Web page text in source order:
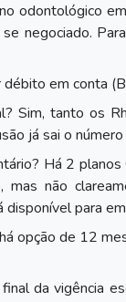
odontológico
negociado.
em conta
Sim, tanto os
já sai o
Há 2
não
para
opção de 12
da vigência